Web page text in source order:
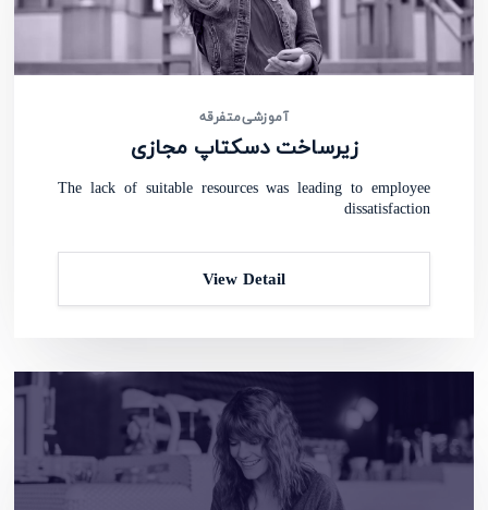
آموزشیمتفرقه
زیرساخت دسکتاپ مجازی
The lack of suitable resources was leading to employee
dissatisfaction
View Detail